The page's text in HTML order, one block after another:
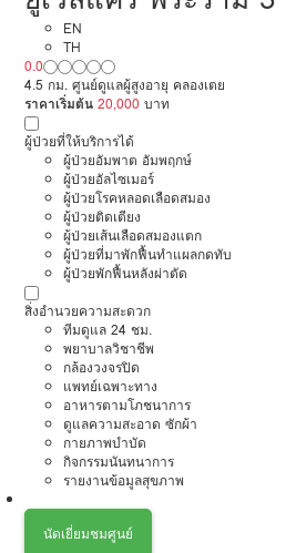
EN
TH
0.0
4.5 กม. ศูนย์ดูแลผู้สูงอายุ คลองเตย
ราคาเริ่มต้น 20,000 บาท
ผู้ป่วยที่ให้บริการได้
ผู้ป่วยอัมพาต อัมพฤกษ์
ผู้ป่วยอัลไซเมอร์
ผู้ป่วยโรคหลอดเลือดสมอง
ผู้ป่วยติดเตียง
ผู้ป่วยเส้นเลือดสมองแตก
ผู้ป่วยที่มาพักฟื้นทำแผลกดทับ
ผู้ป่วยพักฟื้นหลังผ่าตัด
สิ่งอำนวยความสะดวก
ทีมดูแล 24 ชม.
พยาบาลวิชาชีพ
กล้องวงจรปิด
แพทย์เฉพาะทาง
อาหารตามโภชนาการ
ดูแลความสะอาด ซักผ้า
กายภาพบำบัด
กิจกรรมนันทนาการ
รายงานข้อมูลสุขภาพ
นัดเยี่ยมชมศูนย์